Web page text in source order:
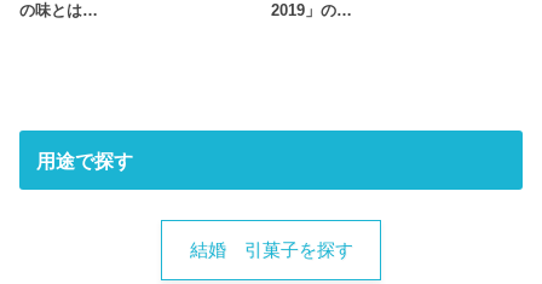
の味とは…
2019」の…
用途で探す
結婚 引菓子を探す